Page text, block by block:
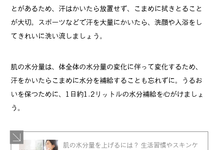
とがあるため、汗はかいたら放置せず、こまめに拭きとること
が大切。スポーツなどで汗を大量にかいたら、洗顔や入浴をし
てきれいに洗い流しましょう。
肌の水分量は、体全体の水分量の変化に伴って変化するため、
汗をかいたらこまめに水分を補給することも忘れずに。うるお
いを保つために、1日約1.2リットルの水分補給を心がけましょ
う。
肌の水分量を上げるには？ 生活習慣やスキンケ